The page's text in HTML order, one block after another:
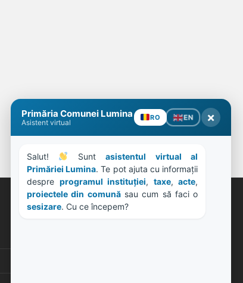
ORE DE LUCRU
Primăria Comunei Lumina
Asistent virtual
RO EN ×
Salut! Sunt asistentul virtual al
Primăriei Lumina. Te pot ajuta cu informații
despre programul instituției, taxe, acte
proiectele din comună
sesizare. Cu ce începem?